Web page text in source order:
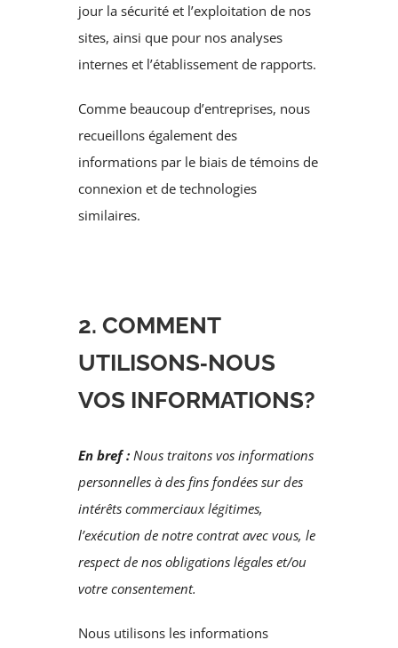
jour la sécurité et l’exploitation de nos
sites, ainsi que pour nos analyses
internes et l’établissement de rapports.
Comme beaucoup d’entreprises, nous
recueillons également des
informations par le biais de témoins de
connexion et de technologies
similaires.
2. COMMENT
UTILISONS‑NOUS
VOS INFORMATIONS?
En bref : Nous traitons vos informations
personnelles à des fins fondées sur des
intérêts commerciaux légitimes,
l’exécution de notre contrat avec vous, le
respect de nos obligations légales et/ou
votre consentement.
Nous utilisons les informations